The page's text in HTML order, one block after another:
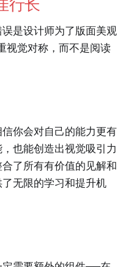
行长
是设计师为了版面美观
视觉对称，而不是阅读
你会对自己的能力更有
也能创造出视觉吸引力
了所有有价值的见解和
无限的学习和提升机